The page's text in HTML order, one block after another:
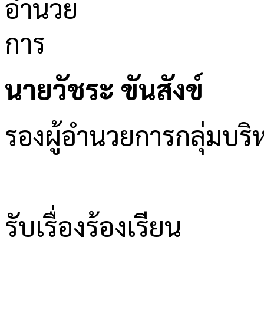
นายวัชระ ขันสังข์
รองผู้อำนวยการกลุ่มบ
รับเรื่องร้องเรียน